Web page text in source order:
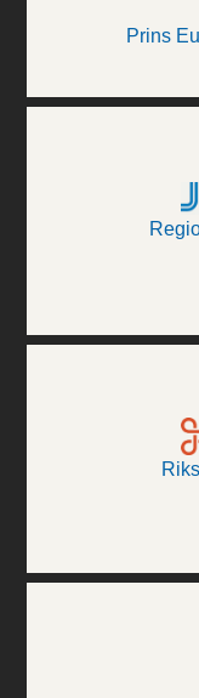
Prins